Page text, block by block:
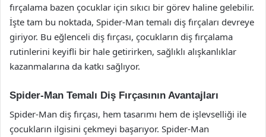
fırçalama bazen çocuklar için sıkıcı bir görev haline gelebilir.
İşte tam bu noktada, Spider-Man temalı diş fırçaları devreye
giriyor. Bu eğlenceli diş fırçası, çocukların diş fırçalama
rutinlerini keyifli bir hale getirirken, sağlıklı alışkanlıklar
kazanmalarına da katkı sağlıyor.
Spider-Man Temalı Diş Fırçasının Avantajları
Spider-Man diş fırçası, hem tasarımı hem de işlevselliği ile
çocukların ilgisini çekmeyi başarıyor. Spider-Man